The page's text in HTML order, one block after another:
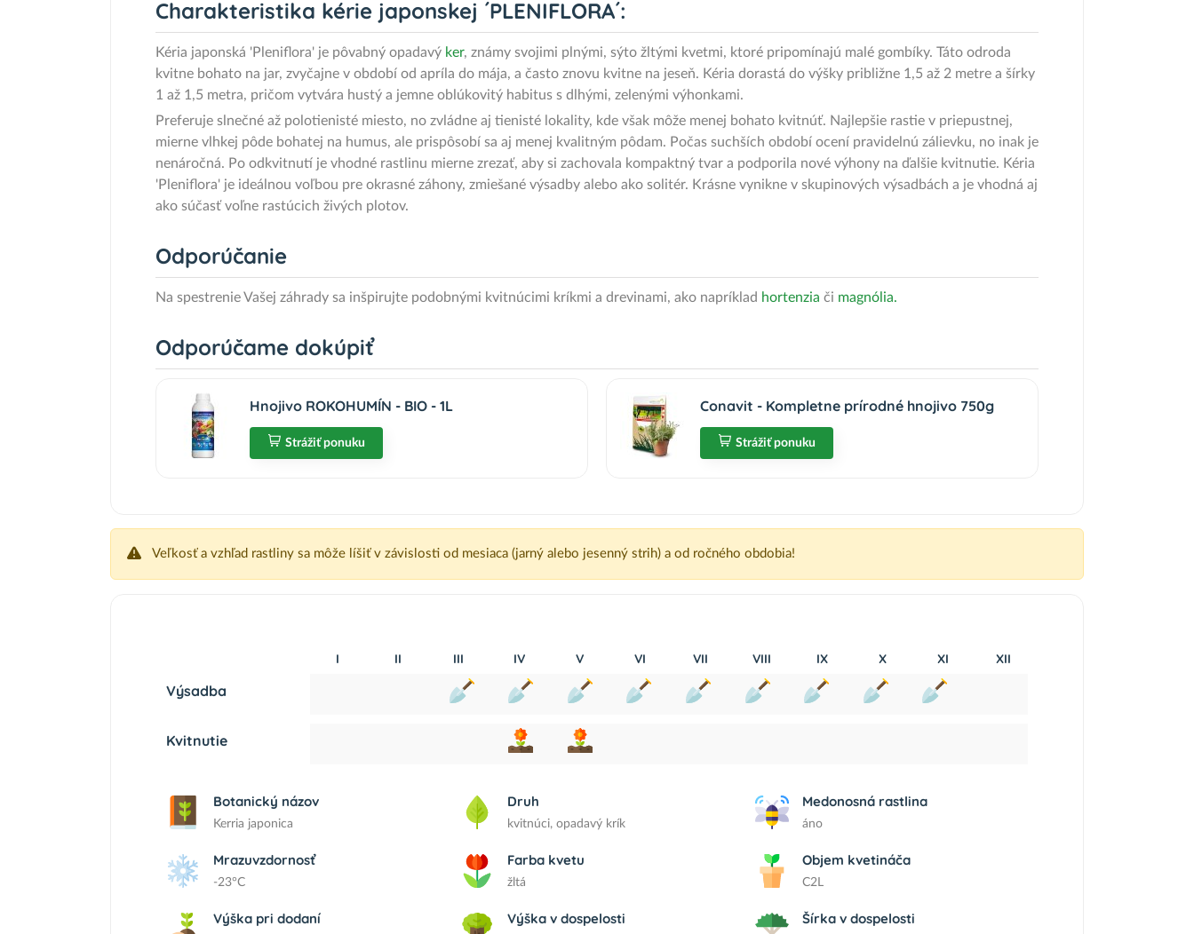
Charakteristika kérie japonskej ´PLENIFLORA´:
Kéria japonská 'Pleniflora' je pôvabný opadavý ker, známy svojimi plnými, sýto žltými kvetmi, ktoré pripomínajú malé gombíky. Táto odroda
kvitne bohato na jar, zvyčajne v období od apríla do mája, a často znovu kvitne na jeseň. Kéria dorastá do výšky približne 1,5 až 2 metre a šírky
1 až 1,5 metra, pričom vytvára hustý a jemne oblúkovitý habitus s dlhými, zelenými výhonkami.
Preferuje slnečné až polotienisté miesto, no zvládne aj tienisté lokality, kde však môže menej bohato kvitnúť. Najlepšie rastie v priepustnej,
mierne vlhkej pôde bohatej na humus, ale prispôsobí sa aj menej kvalitným pôdam. Počas suchších období ocení pravidelnú zálievku, no inak je
nenáročná. Po odkvitnutí je vhodné rastlinu mierne zrezať, aby si zachovala kompaktný tvar a podporila nové výhony na ďalšie kvitnutie. Kéria
'Pleniflora' je ideálnou voľbou pre okrasné záhony, zmiešané výsadby alebo ako solitér. Krásne vynikne v skupinových výsadbách a je vhodná aj
ako súčasť voľne rastúcich živých plotov.
Odporúčanie
Na spestrenie Vašej záhrady sa inšpirujte podobnými kvitnúcimi kríkmi a drevinami, ako napríklad hortenzia či magnólia.
Odporúčame dokúpiť
Hnojivo ROKOHUMÍN - BIO - 1L
Strážiť ponuku
Conavit - Kompletne prírodné hnojivo 750g
Strážiť ponuku
Veľkosť a vzhľad rastliny sa môže líšiť v závislosti od mesiaca (jarný alebo jesenný strih) a od ročného obdobia!
I II III IV V VI VII VIII IX X XI XII
Výsadba
Kvitnutie
Botanický názov
Kerria japonica
Druh
kvitnúci, opadavý krík
Medonosná rastlina
áno
Mrazuvzdornosť
-23°C
Farba kvetu
žltá
Objem kvetináča
C2L
Výška pri dodaní Výška v dospelosti Šírka v dospelosti